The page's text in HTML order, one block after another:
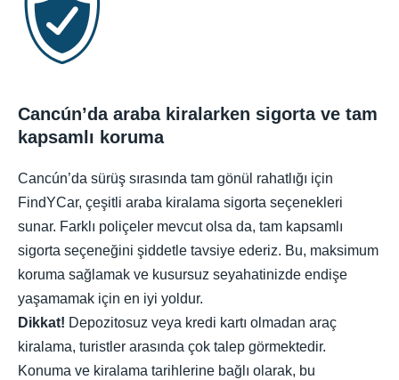
Cancún’da araba kiralarken sigorta ve tam
kapsamlı koruma
Cancún’da sürüş sırasında tam gönül rahatlığı için
FindYCar, çeşitli araba kiralama sigorta seçenekleri
sunar. Farklı poliçeler mevcut olsa da, tam kapsamlı
sigorta seçeneğini şiddetle tavsiye ederiz. Bu, maksimum
koruma sağlamak ve kusursuz seyahatinizde endişe
yaşamamak için en iyi yoldur.
Dikkat! Depozitosuz veya kredi kartı olmadan araç
kiralama, turistler arasında çok talep görmektedir.
Konuma ve kiralama tarihlerine bağlı olarak, bu